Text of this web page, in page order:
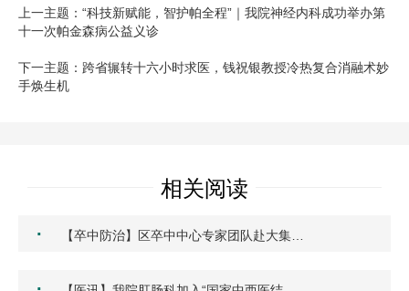
上一主题：“科技新赋能，智护帕全程”｜我院神经内科成功举办第
十一次帕金森病公益义诊
下一主题：跨省辗转十六小时求医，钱祝银教授冷热复合消融术妙
手焕生机
相关阅读
· 【卒中防治】区卒中中心专家团队赴大集…